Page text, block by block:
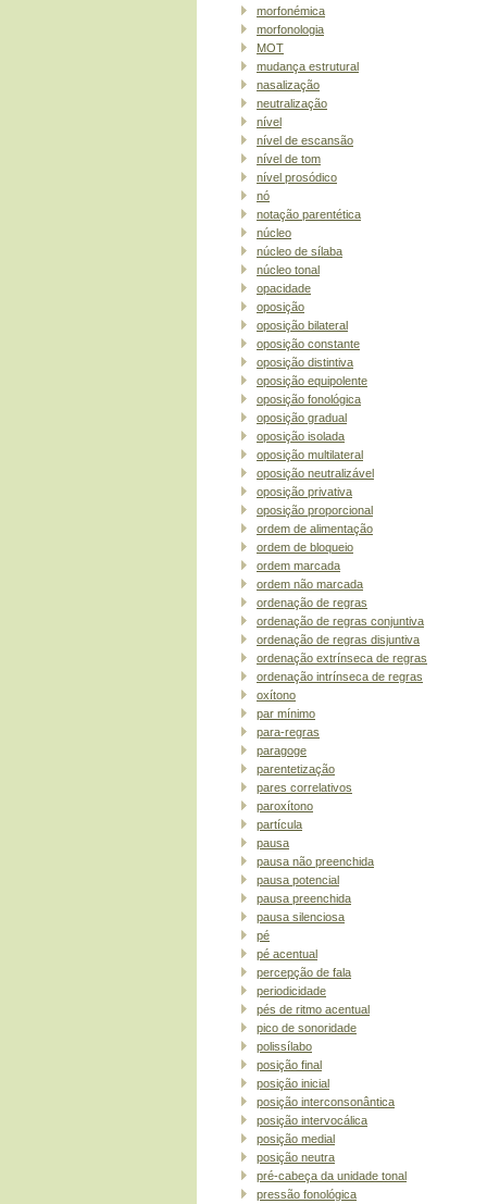
morfonémica
morfonologia
MOT
mudança estrutural
nasalização
neutralização
nível
nível de escansão
nível de tom
nível prosódico
nó
notação parentética
núcleo
núcleo de sílaba
núcleo tonal
opacidade
oposição
oposição bilateral
oposição constante
oposição distintiva
oposição equipolente
oposição fonológica
oposição gradual
oposição isolada
oposição multilateral
oposição neutralizável
oposição privativa
oposição proporcional
ordem de alimentação
ordem de bloqueio
ordem marcada
ordem não marcada
ordenação de regras
ordenação de regras conjuntiva
ordenação de regras disjuntiva
ordenação extrínseca de regras
ordenação intrínseca de regras
oxítono
par mínimo
para-regras
paragoge
parentetização
pares correlativos
paroxítono
partícula
pausa
pausa não preenchida
pausa potencial
pausa preenchida
pausa silenciosa
pé
pé acentual
percepção de fala
periodicidade
pés de ritmo acentual
pico de sonoridade
polissílabo
posição final
posição inicial
posição interconsonântica
posição intervocálica
posição medial
posição neutra
pré-cabeça da unidade tonal
pressão fonológica